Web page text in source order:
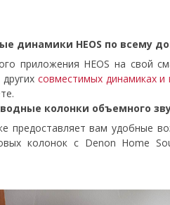
динамики HEOS по всему
приложения HEOS на свой
совместимых динамиках и
колонки объемного
предоставляет вам удобные
колонок с Denon Home